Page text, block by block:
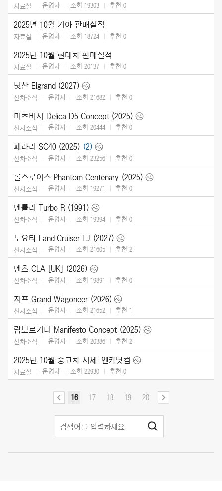
자료실 운영자 조회 19303 추천 0
2025년 10월 기아 판매실적
자료실 운영자 조회 18724 추천 0
2025년 10월 현대차 판매실적
자료실 운영자 조회 20137 추천 0
닛산 Elgrand (2027)
신차소식 운영자 조회 21682 추천 0
미츠비시 Delica D5 Concept (2025)
신차소식 운영자 조회 20444 추천 0
페라리 SC40 (2025) (2)
신차소식 운영자 조회 23256 추천 0
롤스로이스 Phantom Centenary (2025)
신차소식 운영자 조회 19271 추천 0
벤틀리 Turbo R (1991)
신차소식 운영자 조회 19394 추천 0
도요타 Land Cruiser FJ (2027)
신차소식 운영자 조회 21605 추천 2
벤츠 CLA [UK] (2026)
신차소식 운영자 조회 19891 추천 0
지프 Grand Wagoneer (2026)
신차소식 운영자 조회 21652 추천 1
람보르기니 Manifesto Concept (2025)
신차소식 운영자 조회 20386 추천 2
2025년 10월 중고차 시세-엔카닷컴
자료실 운영자 조회 22930 추천 0
16 17 18 19 20